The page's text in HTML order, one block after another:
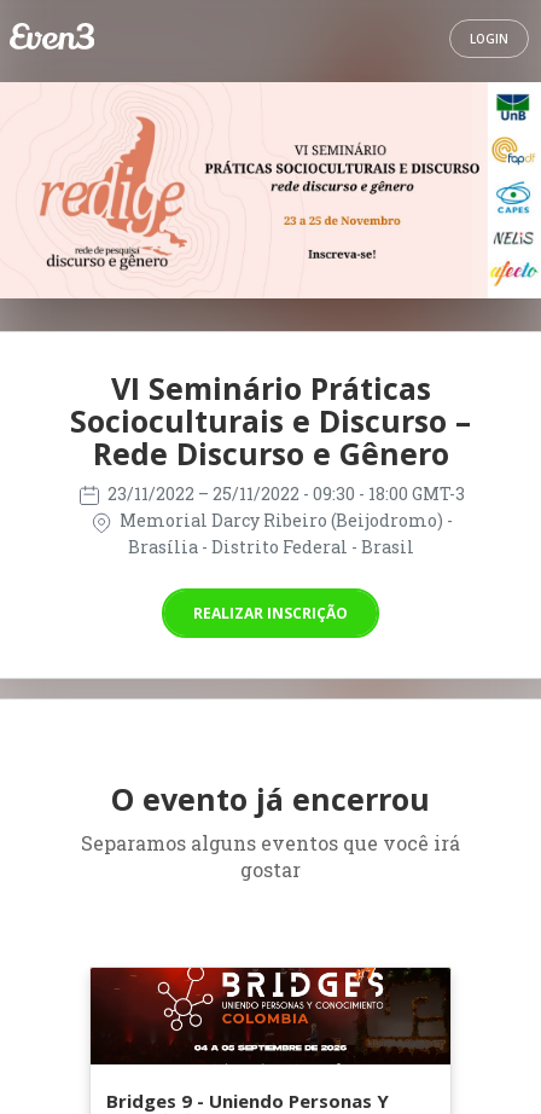
LOGIN
VI Seminário Práticas
Socioculturais e Discurso –
Rede Discurso e Gênero
23/11/2022 – 25/11/2022 - 09:30 - 18:00 GMT-3
Memorial Darcy Ribeiro (Beijodromo) -
Brasília - Distrito Federal - Brasil
REALIZAR INSCRIÇÃO
O evento já encerrou
Separamos alguns eventos que você irá
gostar
Bridges 9 - Uniendo Personas Y